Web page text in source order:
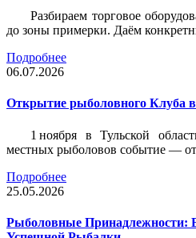
Разбираем торговое
до зоны примерки. Даём
Подробнее
06.07.2026
Открытие рыболовного Клуба в
1 ноября в Тульской
местных рыболовов событие —
Подробнее
25.05.2026
Рыболовные Принадлежности: